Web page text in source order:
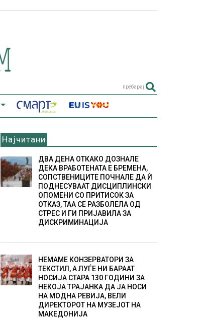
пребарај
Најчитани
ДВА ДЕНА ОТКАКО ДОЗНАЛЕ
ДЕКА ВРАБОТЕНАТА Е БРЕМЕНА,
СОПСТВЕНИЦИТЕ ПОЧНАЛЕ ДА Ѝ
ПОДНЕСУВААТ ДИСЦИПЛИНСКИ
ОПОМЕНИ СО ПРИТИСОК ЗА
ОТКАЗ, ТАА СЕ РАЗБОЛЕЛА ОД
СТРЕС И ГИ ПРИЈАВИЛА ЗА
ДИСКРИМИНАЦИЈА
НЕМАМЕ КОНЗЕРВАТОРИ ЗА
ТЕКСТИЛ, А ЛУЃЕ НИ БАРААТ
НОСИЈА СТАРА 130 ГОДИНИ ЗА
НЕКОЈА ТРАЈАНКА ДА ЈА НОСИ
НА МОДНА РЕВИЈА, ВЕЛИ
ДИРЕКТОРОТ НА МУЗЕЈОТ НА
МАКЕДОНИЈА